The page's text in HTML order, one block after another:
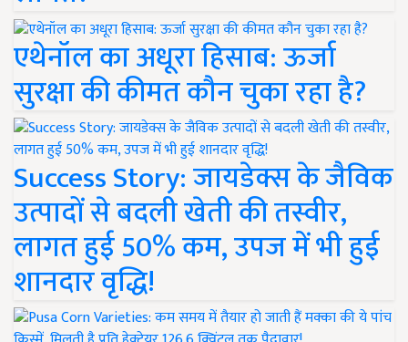
एथेनॉल का अधूरा हिसाब: ऊर्जा
सुरक्षा की कीमत कौन चुका रहा है?
Success Story: जायडेक्स के जैविक
उत्पादों से बदली खेती की तस्वीर,
लागत हुई 50% कम, उपज में भी हुई
शानदार वृद्धि!